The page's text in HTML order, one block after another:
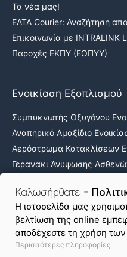
Καλωσήρθατε -
H ιστοσελίδα μας
βελτίωση της online
αποδέχεστε τη χρήση
Περισσότερες πληροφορίες
Τα νέα μας!
ΕΛΤΑ Courier: Αναζήτηση
Επικοινωνία με INTRALINK
Παροχές ΕΚΠΥ (ΕΟΠΥΥ)
Ενοικίαση Εξοπλισμού
Συμπυκνωτής Οξυγόνου
Αναπηρικό Αμαξίδιο
Αερόστρωμα Κατακλίσεων
Γερανάκι Άνυψωσης
Όροι Χρήσης &
Χάρτης